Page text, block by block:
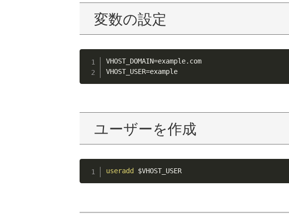
変数の設定
VHOST_DOMAIN=example.com
VHOST_USER=example
ユーザーを作成
useradd $VHOST_USER